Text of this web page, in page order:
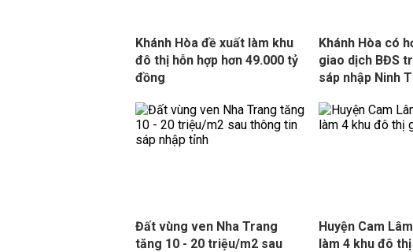
Khánh Hòa đề xuất làm khu
đô thị hỗn hợp hơn 49.000 tỷ
đồng
Khánh Hòa có
giao dịch BĐS
sáp nhập Ninh
Đất vùng ven Nha Trang
tăng 10 - 20 triệu/m2 sau
Huyện Cam
làm 4 khu đô